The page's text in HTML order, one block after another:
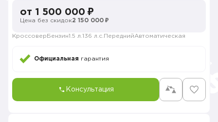
от 1 500 000 ₽
Цена без скидок2 150 000 ₽
Кроссовер Бензин1.5 л. 136 л.с. ПереднийАвтоматическая
Официальная гарантия
Консультация